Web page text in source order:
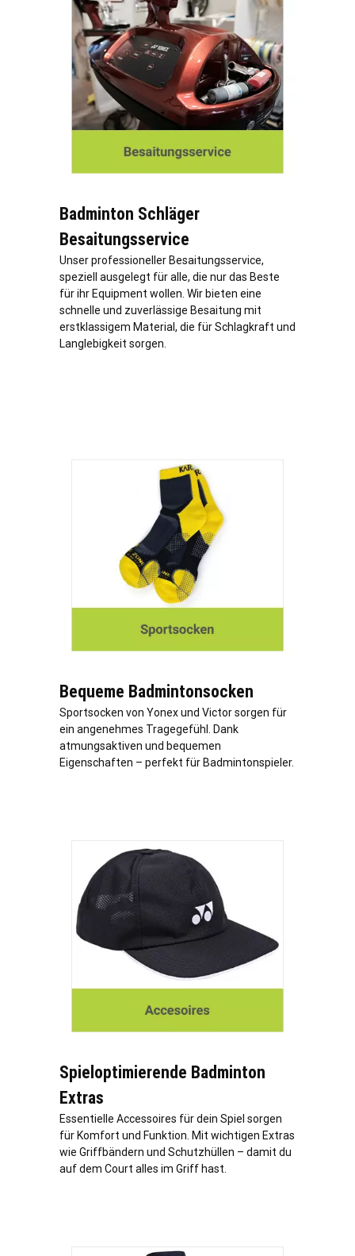
Badminton Schläger
Besaitungsservice
Unser professioneller Besaitungsservice,
speziell ausgelegt für alle, die nur das Beste
für ihr Equipment wollen. Wir bieten eine
schnelle und zuverlässige Besaitung mit
erstklassigem Material, die für Schlagkraft und
Langlebigkeit sorgen.
Bequeme Badmintonsocken
Sportsocken von Yonex und Victor sorgen für
ein angenehmes Tragegefühl. Dank
atmungsaktiven und bequemen
Eigenschaften – perfekt für Badmintonspieler.
Spieloptimierende Badminton
Extras
Essentielle Accessoires für dein Spiel sorgen
für Komfort und Funktion. Mit wichtigen Extras
wie Griffbändern und Schutzhüllen – damit du
auf dem Court alles im Griff hast.